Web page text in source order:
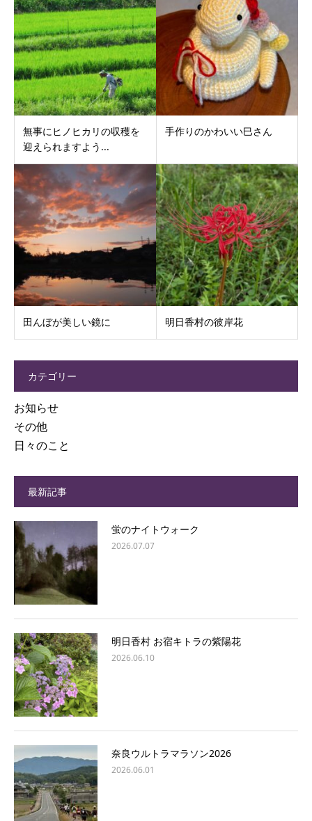
無事にヒノヒカリの収穫を
迎えられますよう...
手作りのかわいい巳さん
田んぼが美しい鏡に 明日香村の彼岸花
カテゴリー
お知らせ
その他
日々のこと
最新記事
蛍のナイトウォーク
2026.07.07
明日香村 お宿キトラの紫陽花
2026.06.10
奈良ウルトラマラソン2026
2026.06.01